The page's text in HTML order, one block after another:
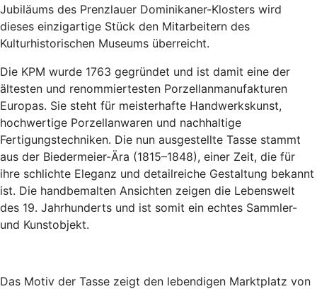
Jubiläums des Prenzlauer Dominikaner-Klosters wird
dieses einzigartige Stück den Mitarbeitern des
Kulturhistorischen Museums überreicht.
Die KPM wurde 1763 gegründet und ist damit eine der
ältesten und renommiertesten Porzellanmanufakturen
Europas. Sie steht für meisterhafte Handwerkskunst,
hochwertige Porzellanwaren und nachhaltige
Fertigungstechniken. Die nun ausgestellte Tasse stammt
aus der Biedermeier-Ära (1815–1848), einer Zeit, die für
ihre schlichte Eleganz und detailreiche Gestaltung bekannt
ist. Die handbemalten Ansichten zeigen die Lebenswelt
des 19. Jahrhunderts und ist somit ein echtes Sammler-
und Kunstobjekt.
Das Motiv der Tasse zeigt den lebendigen Marktplatz von